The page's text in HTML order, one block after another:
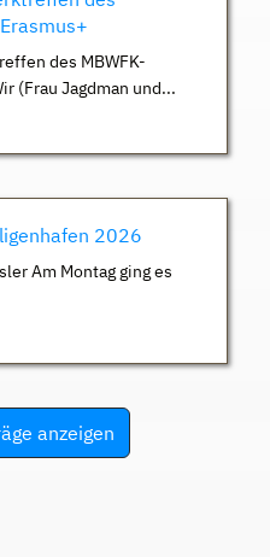
des MBWFK-
(Frau Jagdman und...
2026
Am Montag ging es
anzeigen